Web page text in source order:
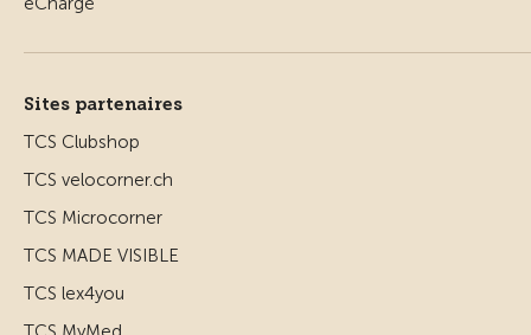
Sites partenaires
TCS Clubshop
TCS velocorner.ch
TCS Microcorner
TCS MADE VISIBLE
TCS lex4you